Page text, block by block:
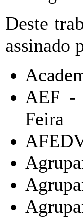
Deste
assinado
AEF -
Feira